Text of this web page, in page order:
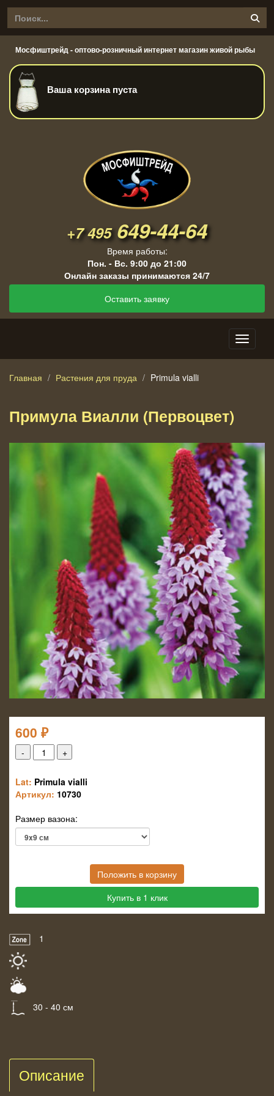
Мосфиштрейд - оптово-розничный интернет магазин живой рыбы
Ваша корзина пуста
+7 495649-44-64
Время работы:
Пон. - Вс. 9:00 до 21:00
Онлайн заказы принимаются 24/7
Оставить заявку
Главная Растения для пруда Primula vialli
Примула Виалли (Первоцвет)
600 ₽
Lat: Primula vialli
Артикул: 10730
Размер вазона:
Положить в корзину
Купить в 1 клик
1
30 - 40 см
Описание